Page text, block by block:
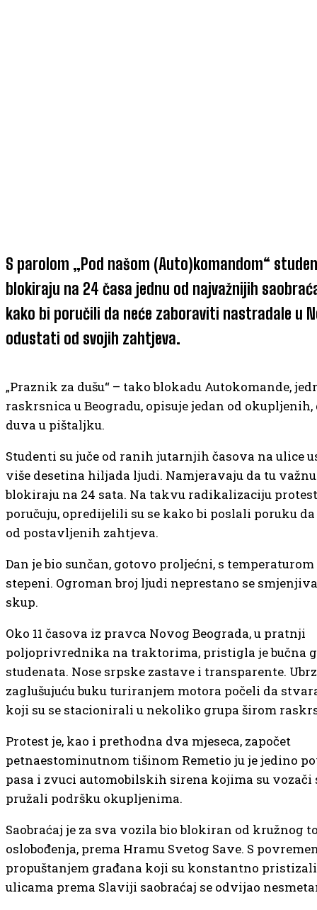
S parolom „Pod našom (Auto)komandom“
blokiraju na 24 časa jednu od najvažnijih
kako bi poručili da neće zaboraviti nastradale u
odustati od svojih zahtjeva.
„Praznik za dušu“ – tako blokadu Autokomande,
raskrsnica u Beogradu, opisuje jedan od
duva u pištaljku.
Studenti su juče od ranih jutarnjih časova na ulice
više desetina hiljada ljudi. Namjeravaju da tu
blokiraju na 24 sata. Na takvu radikalizaciju
poručuju, opredijelili su se kako bi poslali poruku
od postavljenih zahtjeva.
Dan je bio sunčan, gotovo proljećni, s
stepeni. Ogroman broj ljudi neprestano se
skup.
Oko 11 časova iz pravca Novog Beograda, u pratnji
poljoprivrednika na traktorima, pristigla je bučna
studenata. Nose srpske zastave i transparente.
zaglušujuću buku turiranjem motora počeli da
koji su se stacionirali u nekoliko grupa širom
Protest je, kao i prethodna dva mjeseca, započet
petnaestominutnom tišinom Remetio ju je jedino
pasa i zvuci automobilskih sirena kojima su vozači
pružali podršku okupljenima.
Saobraćaj je za sva vozila bio blokiran od kružnog
oslobođenja, prema Hramu Svetog Save. S
propuštanjem građana koji su konstantno
ulicama prema Slaviji saobraćaj se odvijao